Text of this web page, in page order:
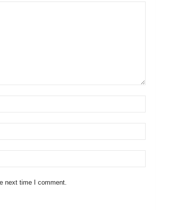
next time I comment.